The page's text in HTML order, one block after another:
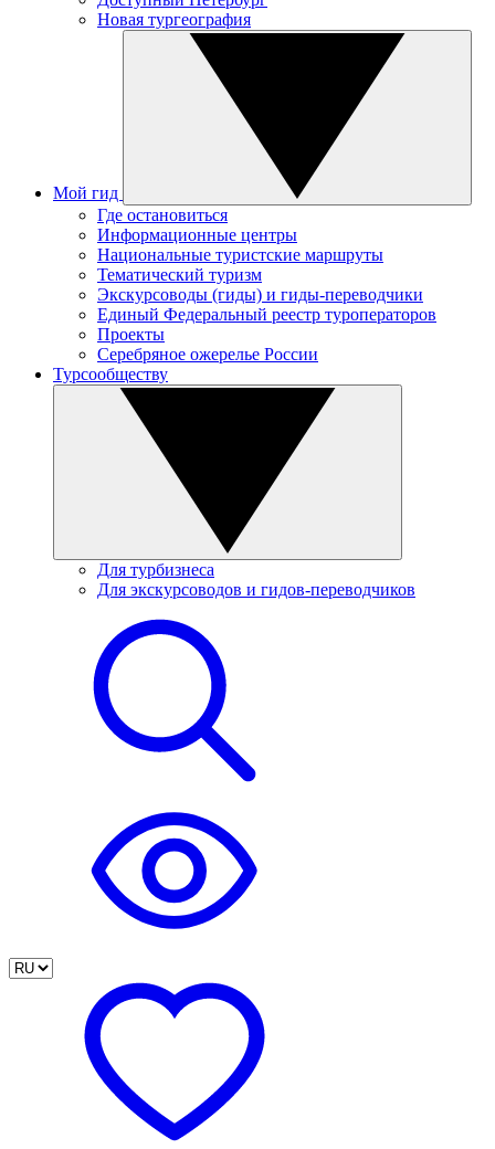
Новая тургеография
Мой гид
Где остановиться
Информационные центры
Национальные туристские маршруты
Тематический туризм
Экскурсоводы (гиды) и гиды-переводчики
Единый Федеральный реестр туроператоров
Проекты
Серебряное ожерелье России
Турсообществу
Для турбизнеса
Для экскурсоводов и гидов-переводчиков